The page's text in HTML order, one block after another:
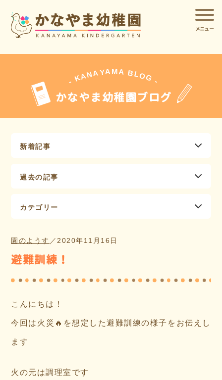
メニュー
- KANAYA MA BLOG -
かなやま幼稚園ブログ
新着記事
過去の記事
カテゴリー
園のようす ／ 2020年11月16日
避難訓練！
こんにちは！
今回は火災🔥を想定した避難訓練の様子をお伝えし
ます
火の元は調理室です